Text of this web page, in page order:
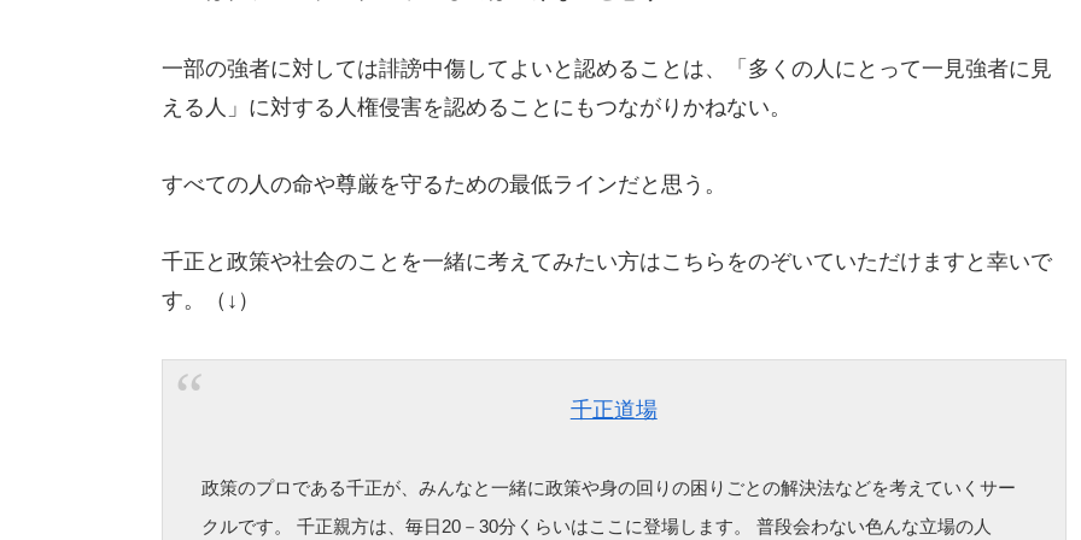
一部の強者に対しては誹謗中傷してよいと認めることは、「多くの人にとって一見強者に見
える人」に対する人権侵害を認めることにもつながりかねない。
すべての人の命や尊厳を守るための最低ラインだと思う。
千正と政策や社会のことを一緒に考えてみたい方はこちらをのぞいていただけますと幸いで
す。（↓）
千正道場
政策のプロである千正が、みんなと一緒に政策や身の回りの困りごとの解決法などを考えていくサー
クルです。 千正親方は、毎日20－30分くらいはここに登場します。 普段会わない色んな立場の人